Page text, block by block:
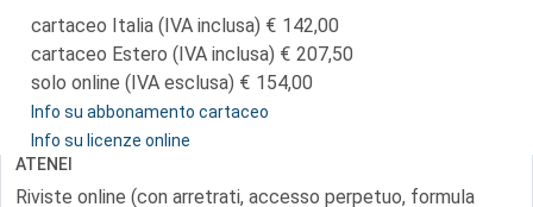
cartaceo Italia (IVA inclusa)
142,00
cartaceo Estero (IVA inclusa)
207,50
solo online (IVA esclusa)
154,00
Info su abbonamento cartaceo
Info su licenze online
ATENEI
Riviste online (con arretrati, accesso perpetuo, formula